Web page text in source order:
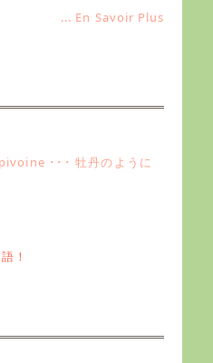
... En Savoir Plus
･･･ 牡丹のように
！